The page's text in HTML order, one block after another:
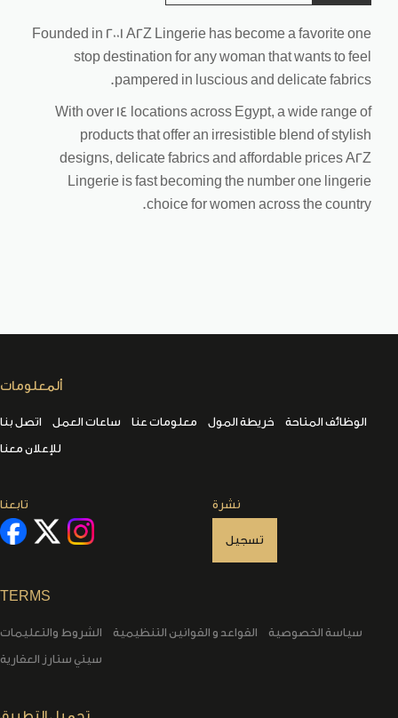
Founded in 2001 A2Z Lingerie has become a favorite one
stop destination for any woman that wants to feel
pampered in luscious and delicate fabrics.
With over 14 locations across Egypt, a wide range of
products that offer an irresistible blend of stylish
designs, delicate fabrics and affordable prices A2Z
Lingerie is fast becoming the number one lingerie
choice for women across the country.
ألمعلومات
اتصل بنا ساعات العمل معلومات عنا خريطة المول
الوظائف المتاحة
للإعلان معنا
تابعنا نشرة
تسجيل
TERMS
الشروط والتعليمات القواعد و القوانين التنظيمية
سياسة الخصوصية
سيتي ستارز العقارية